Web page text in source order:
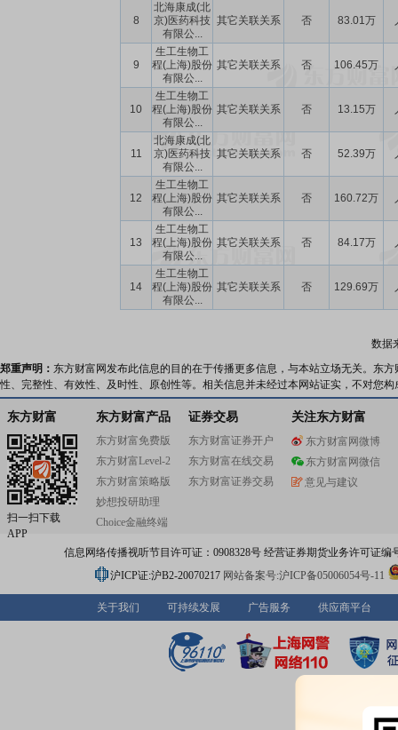
8
北海康成(北
京)医药科技
有限公...
其它关联关系 否 83.01万
9
生工生物工
程(上海)股份
有限公...
其它关联关系 否 106.45万
10
生工生物工
程(上海)股份
有限公...
其它关联关系 否 13.15万
11
北海康成(北
京)医药科技
有限公...
其它关联关系 否 52.39万
12
生工生物工
程(上海)股份
有限公...
其它关联关系 否 160.72万
13
生工生物工
程(上海)股份
有限公...
其它关联关系 否 84.17万
14
生工生物工
程(上海)股份
有限公...
其它关联关系 否 129.69万
数据
郑重声明： 东方财富网发布此信息的目的在于传播更多信息，与本站立场无关。东
性、完整性、有效性、及时性、原创性等。相关信息并未经过本网站证实，不对您
东方财富
扫一扫下载
APP
东方财富产品
东方财富免费版
东方财富Level-2
东方财富策略版
妙想投研助理
Choice金融终端
证券交易
东方财富证券开户
东方财富在线交易
东方财富证券交易
关注东方财富
东方财富网微博
东方财富网微信
意见与建议
信息网络传播视听节目许可证：0908328号 经营证券期货业务许可证编
沪ICP证:沪B2-20070217 网站备案号:沪ICP备05006054号-11
关于我们 可持续发展 广告服务 供应商平台